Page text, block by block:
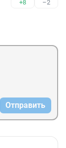
+8 –2
Отправить